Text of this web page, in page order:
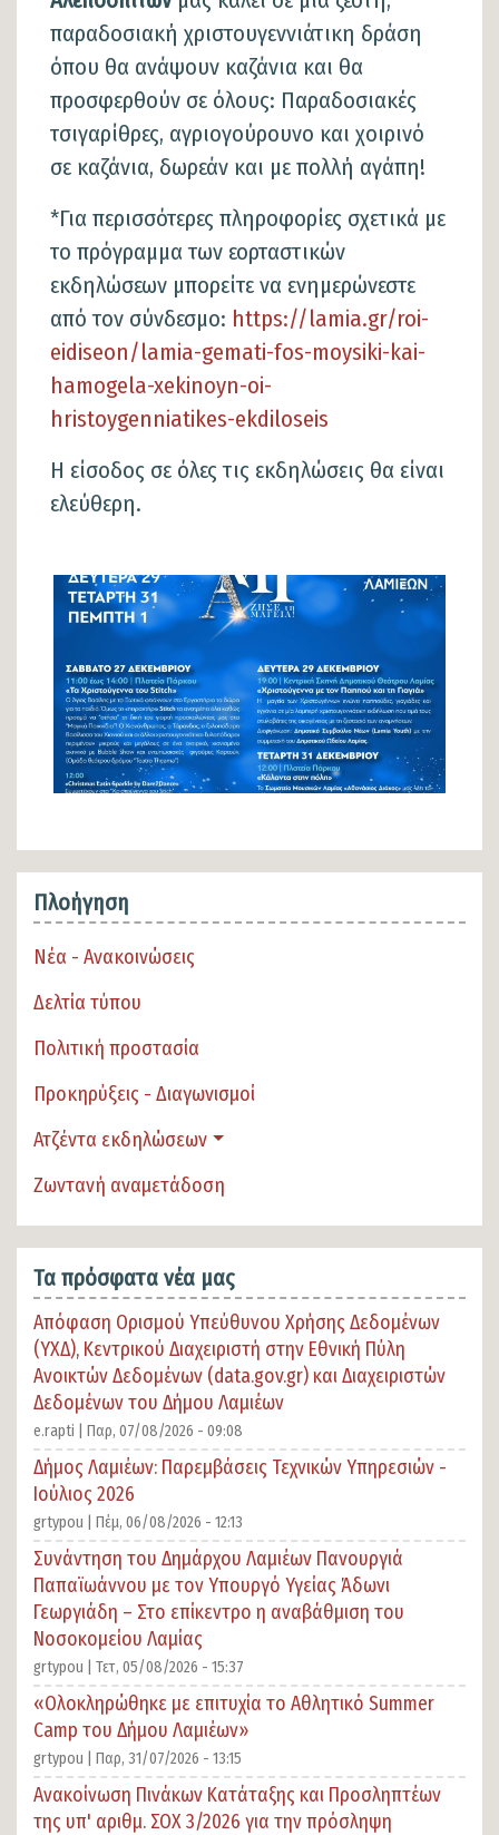
παραδοσιακή χριστουγεννιάτικη δράση
όπου θα ανάψουν καζάνια και θα
προσφερθούν σε όλους: Παραδοσιακές
τσιγαρίθρες, αγριογούρουνο και χοιρινό
σε καζάνια, δωρεάν και με πολλή αγάπη!
*Για περισσότερες πληροφορίες σχετικά με
το πρόγραμμα των εορταστικών
εκδηλώσεων μπορείτε να ενημερώνεστε
από τον σύνδεσμο: https://lamia.gr/roi-
eidiseon/lamia-gemati-fos-moysiki-kai-
hamogela-xekinoyn-oi-
hristoygenniatikes-ekdiloseis
Η είσοδος σε όλες τις εκδηλώσεις θα είναι
ελεύθερη.
Φωτογραφίες
Πλοήγηση
Νέα - Ανακοινώσεις
Δελτία τύπου
Πολιτική προστασία
Προκηρύξεις - Διαγωνισμοί
Ατζέντα εκδηλώσεων
Ζωντανή αναμετάδοση
Τα πρόσφατα νέα μας
Απόφαση Ορισμού Υπεύθυνου Χρήσης Δεδομένων
(ΥΧΔ), Κεντρικού Διαχειριστή στην Εθνική Πύλη
Ανοικτών Δεδομένων (data.gov.gr) και Διαχειριστών
Δεδομένων του Δήμου Λαμιέων
e.rapti | Παρ, 07/08/2026 - 09:08
Δήμος Λαμιέων: Παρεμβάσεις Τεχνικών Υπηρεσιών -
Ιούλιος 2026
grtypou | Πέμ, 06/08/2026 - 12:13
Συνάντηση του Δημάρχου Λαμιέων Πανουργιά
Παπαϊωάννου με τον Υπουργό Υγείας Άδωνι
Γεωργιάδη – Στο επίκεντρο η αναβάθμιση του
Νοσοκομείου Λαμίας
grtypou | Τετ, 05/08/2026 - 15:37
«Ολοκληρώθηκε με επιτυχία το Αθλητικό Summer
Camp του Δήμου Λαμιέων»
grtypou | Παρ, 31/07/2026 - 13:15
Ανακοίνωση Πινάκων Κατάταξης και Προσληπτέων
της υπ' αριθμ. ΣΟΧ 3/2026 για την πρόσληψη